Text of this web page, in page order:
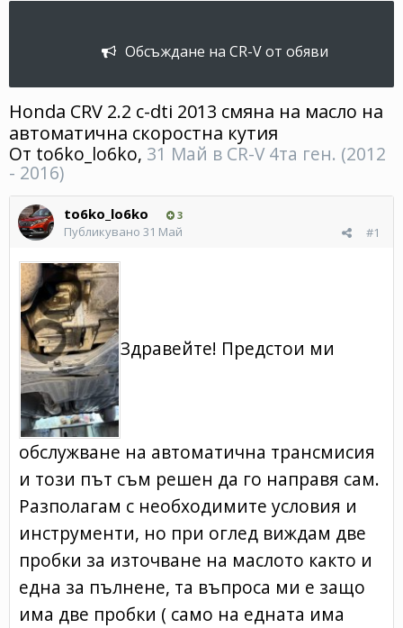
Обсъждане на CR-V от обяви
Honda CRV 2.2 c-dti 2013 смяна на масло на
автоматична скоростна кутия
От to6ko_lo6ko, 31 Май в CR-V 4та ген. (2012
- 2016)
to6ko_lo6ko 3
#1
Публикувано 31 Май
Здравейте! Предстои ми
обслужване на автоматична трансмисия
и този път съм решен да го направя сам.
Разполагам с необходимите условия и
инструменти, но при оглед виждам две
пробки за източване на маслото както и
една за пълнене, та въпроса ми е защо
има две пробки ( само на едната има